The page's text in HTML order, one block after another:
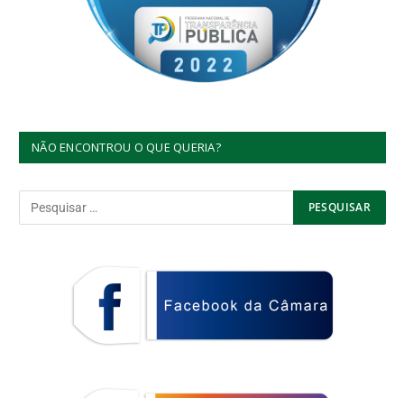
NÃO ENCONTROU O QUE QUERIA?